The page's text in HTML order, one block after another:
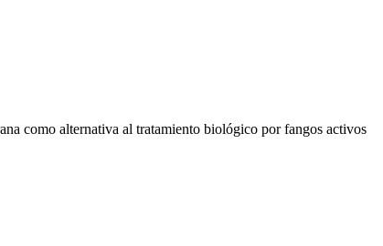
como alternativa al tratamiento biológico por fangos activos